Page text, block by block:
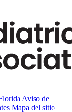
Aviso de
Mapa del sitio